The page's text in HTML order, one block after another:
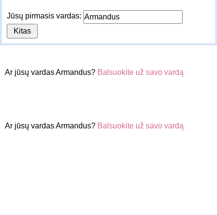
Jūsų pirmasis vardas:
Ar jūsų vardas Armandus? Balsuokite už savo vardą
Ar jūsų vardas Armandus? Balsuokite už savo vardą